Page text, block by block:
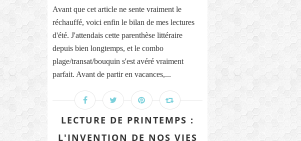
Avant que cet article ne sente vraiment le
réchauffé, voici enfin le bilan de mes lectures
d'été. J'attendais cette parenthèse littéraire
depuis bien longtemps, et le combo
plage/transat/bouquin s'est avéré vraiment
parfait. Avant de partir en vacances,...
LECTURE DE PRINTEMPS :
L'INVENTION DE NOS VIES